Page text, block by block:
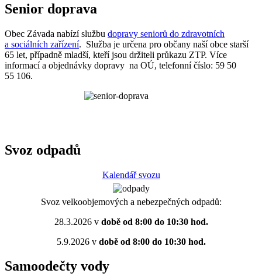
Senior doprava
Obec Závada nabízí službu dopravy seniorů do zdravotních
a sociálních zařízení. Služba je určena pro občany naší obce starší
65 let, případně mladší, kteří jsou držiteli průkazu ZTP. Více
informací a objednávky dopravy na OÚ, telefonní číslo: 59 50
55 106.
Svoz odpadů
Kalendář svozu
Svoz velkoobjemových a nebezpečných odpadů:
28.3.2026 vdobě od 8:00 do 10:30 hod.
5.9.2026 vdobě od 8:00 do 10:30 hod.
Samoodečty vody